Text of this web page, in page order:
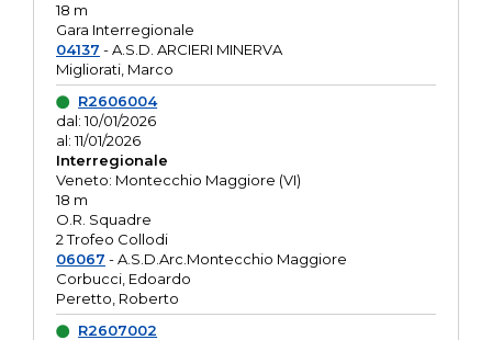
18 m
Gara Interregionale
04137 - A.S.D. ARCIERI MINERVA
Migliorati, Marco
R2606004
dal: 10/01/2026
al: 11/01/2026
Interregionale
Veneto: Montecchio Maggiore (VI)
18 m
O.R. Squadre
2 Trofeo Collodi
06067 - A.S.D.Arc.Montecchio Maggiore
Corbucci, Edoardo
Peretto, Roberto
R2607002